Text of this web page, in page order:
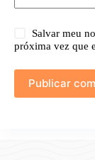
Salvar meu
próxima vez que
Publicar